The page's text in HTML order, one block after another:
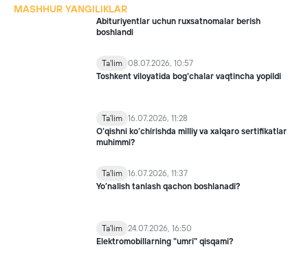
MASHHUR YANGILIKLAR
Abituriyentlar uchun ruxsatnomalar berish
boshlandi
Ta'lim 08.07.2026, 10:57
Toshkent viloyatida bog‘chalar vaqtincha yopildi
Ta'lim 16.07.2026, 11:28
O‘qishni ko‘chirishda milliy va xalqaro sertifikatlar
muhimmi?
Ta'lim 16.07.2026, 11:37
Yo’nalish tanlash qachon boshlanadi?
Ta'lim 24.07.2026, 16:50
Elektromobillarning "umri" qisqami?